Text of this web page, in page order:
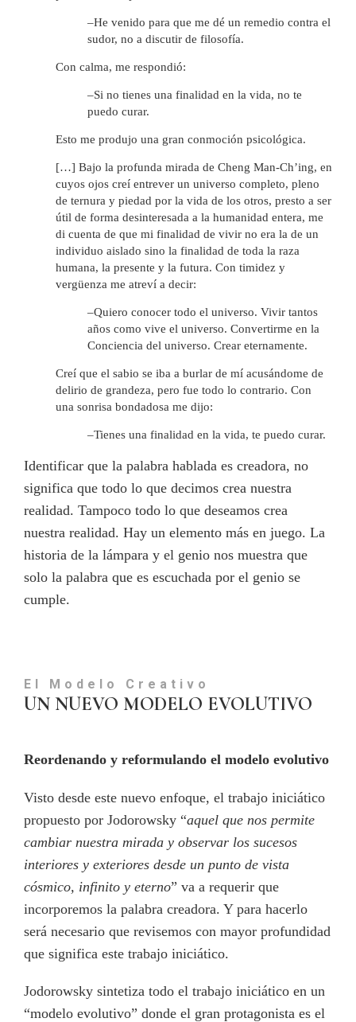
–He venido para que me dé un remedio contra el
sudor, no a discutir de filosofía.
Con calma, me respondió:
–Si no tienes una finalidad en la vida, no te
puedo curar.
Esto me produjo una gran conmoción psicológica.
[…] Bajo la profunda mirada de Cheng Man-Ch’ing, en
cuyos ojos creí entrever un universo completo, pleno
de ternura y piedad por la vida de los otros, presto a ser
útil de forma desinteresada a la humanidad entera, me
di cuenta de que mi finalidad de vivir no era la de un
individuo aislado sino la finalidad de toda la raza
humana, la presente y la futura. Con timidez y
vergüenza me atreví a decir:
–Quiero conocer todo el universo. Vivir tantos
años como vive el universo. Convertirme en la
Conciencia del universo. Crear eternamente.
Creí que el sabio se iba a burlar de mí acusándome de
delirio de grandeza, pero fue todo lo contrario. Con
una sonrisa bondadosa me dijo:
–Tienes una finalidad en la vida, te puedo curar.
Identificar que la palabra hablada es creadora, no
significa que todo lo que decimos crea nuestra
realidad. Tampoco todo lo que deseamos crea
nuestra realidad. Hay un elemento más en juego. La
historia de la lámpara y el genio nos muestra que
solo la palabra que es escuchada por el genio se
cumple.
El Modelo Creativo
UN NUEVO MODELO EVOLUTIVO
Reordenando y reformulando el modelo evolutivo
Visto desde este nuevo enfoque, el trabajo iniciático
propuesto por Jodorowsky “aquel que nos permite
cambiar nuestra mirada y observar los sucesos
interiores y exteriores desde un punto de vista
cósmico, infinito y eterno” va a requerir que
incorporemos la palabra creadora. Y para hacerlo
será necesario que revisemos con mayor profundidad
que significa este trabajo iniciático.
Jodorowsky sintetiza todo el trabajo iniciático en un
“modelo evolutivo” donde el gran protagonista es el